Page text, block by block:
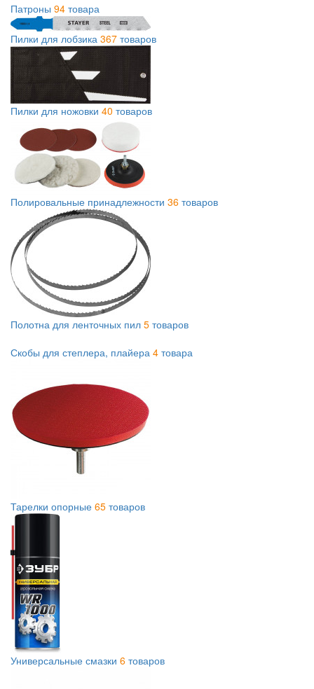
Патроны 94 товара
Пилки для лобзика 367 товаров
Пилки для ножовки 40 товаров
Полировальные принадлежности 36 товаров
Полотна для ленточных пил 5 товаров
Скобы для степлера, плайера 4 товара
Тарелки опорные 65 товаров
Универсальные смазки 6 товаров